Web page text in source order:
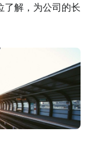
了解，为公司的长